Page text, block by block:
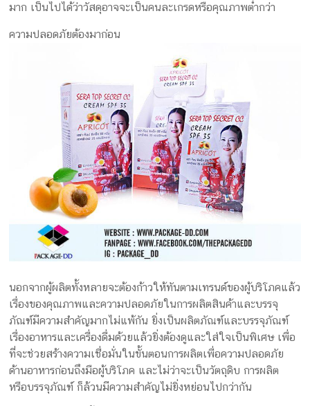
มาก เป็นไปได้ว่าวัสดุอาจจะเป็นคนละเกรดหรือคุณภาพต่ำกว่า
ความปลอดภัยต้องมาก่อน
นอกจากผู้ผลิตทั้งหลายจะต้องก้าวให้ทันตามเทรนด์ของผู้บริโภคแล้ว
เรื่องของคุณภาพและความปลอดภัยในการผลิตสินค้าและบรรจุ
ภัณฑ์มีความสำคัญมากไม่แพ้กัน ยิ่งเป็นผลิตภัณฑ์และบรรจุภัณฑ์
เรื่องอาหารและเครื่องดื่มด้วยแล้วยิ่งต้องดูและใส่ใจเป็นพิเศษ เพื่อ
ที่จะช่วยสร้างความเชื่อมั่นในขั้นตอนการผลิตเพื่อความปลอดภัย
ด้านอาหารก่อนถึงมือผู้บริโภค และไม่ว่าจะเป็นวัตถุดิบ การผลิต
หรือบรรจุภัณฑ์ ก็ล้วนมีความสำคัญไม่ยิ่งหย่อนไปกว่ากัน